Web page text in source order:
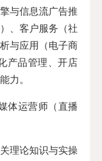
与信息流广告推
、客户服务（社
与应用（电子商
产品管理、开店
力。
体运营师（直播
理论知识与实操